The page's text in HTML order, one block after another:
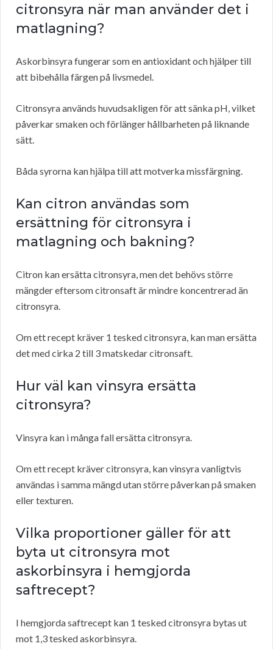
citronsyra när man använder det i
matlagning?
Askorbinsyra fungerar som en antioxidant och hjälper till
att bibehålla färgen på livsmedel.
Citronsyra används huvudsakligen för att sänka pH, vilket
påverkar smaken och förlänger hållbarheten på liknande
sätt.
Båda syrorna kan hjälpa till att motverka missfärgning.
Kan citron användas som
ersättning för citronsyra i
matlagning och bakning?
Citron kan ersätta citronsyra, men det behövs större
mängder eftersom citronsaft är mindre koncentrerad än
citronsyra.
Om ett recept kräver 1 tesked citronsyra, kan man ersätta
det med cirka 2 till 3 matskedar citronsaft.
Hur väl kan vinsyra ersätta
citronsyra?
Vinsyra kan i många fall ersätta citronsyra.
Om ett recept kräver citronsyra, kan vinsyra vanligtvis
användas i samma mängd utan större påverkan på smaken
eller texturen.
Vilka proportioner gäller för att
byta ut citronsyra mot
askorbinsyra i hemgjorda
saftrecept?
I hemgjorda saftrecept kan 1 tesked citronsyra bytas ut
mot 1,3 tesked askorbinsyra.